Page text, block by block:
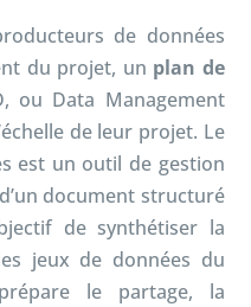
de données
du projet, un plan de
ou Data Management
de leur projet. Le
est un outil de gestion
document structuré
de synthétiser la
jeux de données du
le partage, la